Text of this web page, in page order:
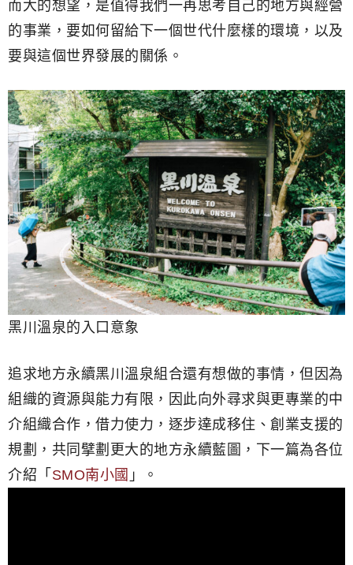
而大的想望，是值得我們一再思考自己的地方與經營
的事業，要如何留給下一個世代什麼樣的環境，以及
要與這個世界發展的關係。
黑川溫泉的入口意象
追求地方永續黑川溫泉組合還有想做的事情，但因為
組織的資源與能力有限，因此向外尋求與更專業的中
介組織合作，借力使力，逐步達成移住、創業支援的
規劃，共同擘劃更大的地方永續藍圖，下一篇為各位
介紹「 SMO南小國 」。